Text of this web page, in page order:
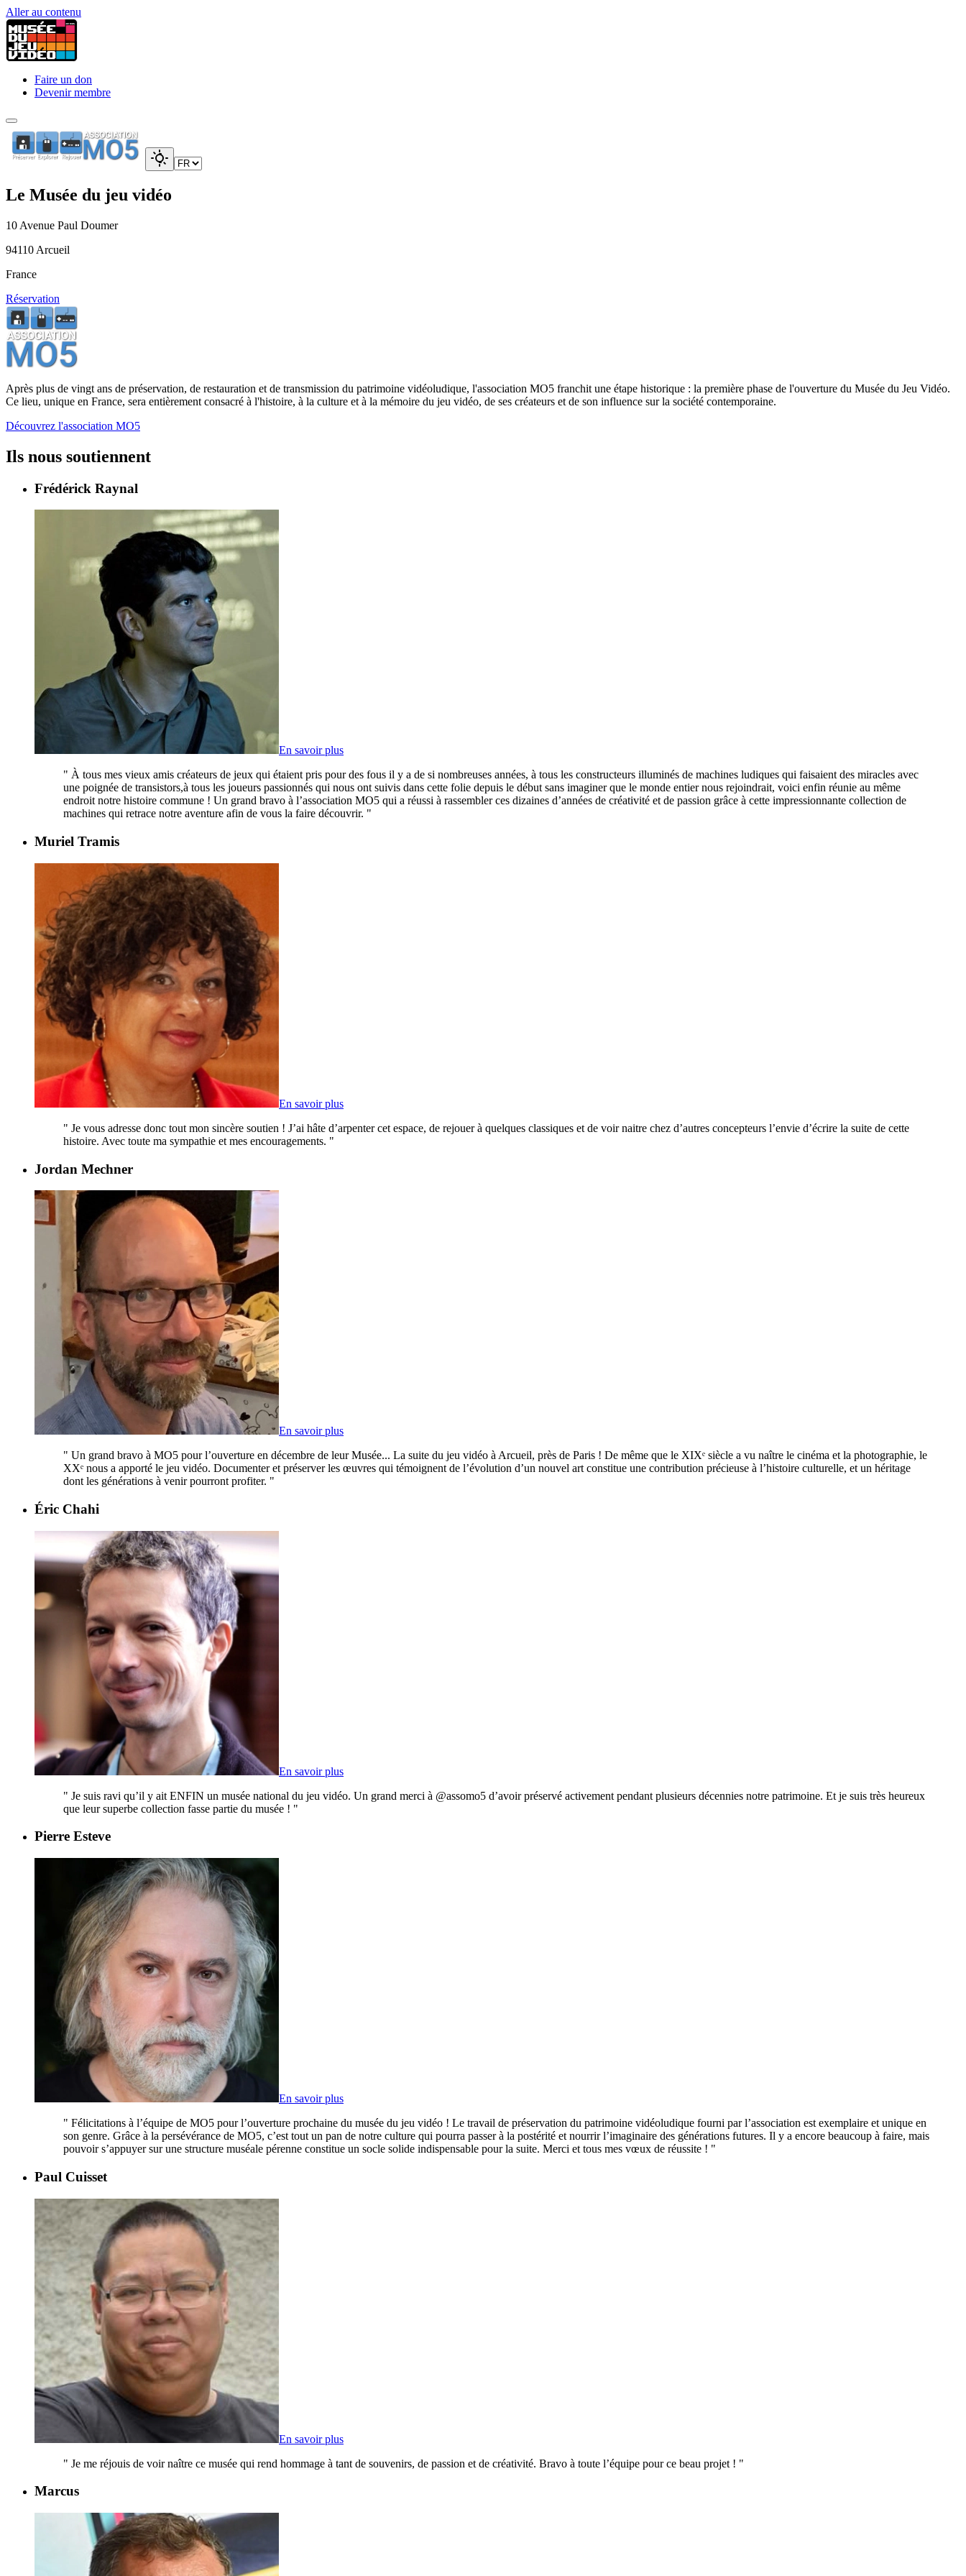
Aller au contenu
Faire un don
Devenir membre
Le Musée du jeu vidéo
10 Avenue Paul Doumer
94110 Arcueil
France
Réservation
Après plus de vingt ans de préservation, de restauration et de transmission du patrimoine vidéoludique, l'association MO5 franchit une étape historique : la première phase de l'ouverture du Musée du Jeu Vidéo.
Ce lieu, unique en France, sera entièrement consacré à l'histoire, à la culture et à la mémoire du jeu vidéo, de ses créateurs et de son influence sur la société contemporaine.
Découvrez l'association MO5
Ils nous soutiennent
Frédérick Raynal
En savoir plus
" À tous mes vieux amis créateurs de jeux qui étaient pris pour des fous il y a de si nombreuses années, à tous les constructeurs illuminés de machines ludiques qui faisaient des miracles avec
une poignée de transistors,à tous les joueurs passionnés qui nous ont suivis dans cette folie depuis le début sans imaginer que le monde entier nous rejoindrait, voici enfin réunie au même
endroit notre histoire commune ! Un grand bravo à l’association MO5 qui a réussi à rassembler ces dizaines d’années de créativité et de passion grâce à cette impressionnante collection de
machines qui retrace notre aventure afin de vous la faire découvrir. "
Muriel Tramis
En savoir plus
" Je vous adresse donc tout mon sincère soutien ! J’ai hâte d’arpenter cet espace, de rejouer à quelques classiques et de voir naitre chez d’autres concepteurs l’envie d’écrire la suite de cette
histoire. Avec toute ma sympathie et mes encouragements. "
Jordan Mechner
En savoir plus
" Un grand bravo à MO5 pour l’ouverture en décembre de leur Musée... La suite du jeu vidéo à Arcueil, près de Paris ! De même que le XIXᵉ siècle a vu naître le cinéma et la photographie, le
XXᵉ nous a apporté le jeu vidéo. Documenter et préserver les œuvres qui témoignent de l’évolution d’un nouvel art constitue une contribution précieuse à l’histoire culturelle, et un héritage
dont les générations à venir pourront profiter. "
Éric Chahi
En savoir plus
" Je suis ravi qu’il y ait ENFIN un musée national du jeu vidéo. Un grand merci à @assomo5 d’avoir préservé activement pendant plusieurs décennies notre patrimoine. Et je suis très heureux
que leur superbe collection fasse partie du musée ! "
Pierre Esteve
En savoir plus
" Félicitations à l’équipe de MO5 pour l’ouverture prochaine du musée du jeu vidéo ! Le travail de préservation du patrimoine vidéoludique fourni par l’association est exemplaire et unique en
son genre. Grâce à la persévérance de MO5, c’est tout un pan de notre culture qui pourra passer à la postérité et nourrir l’imaginaire des générations futures. Il y a encore beaucoup à faire, mais
pouvoir s’appuyer sur une structure muséale pérenne constitue un socle solide indispensable pour la suite. Merci et tous mes vœux de réussite ! "
Paul Cuisset
En savoir plus
" Je me réjouis de voir naître ce musée qui rend hommage à tant de souvenirs, de passion et de créativité. Bravo à toute l’équipe pour ce beau projet ! "
Marcus